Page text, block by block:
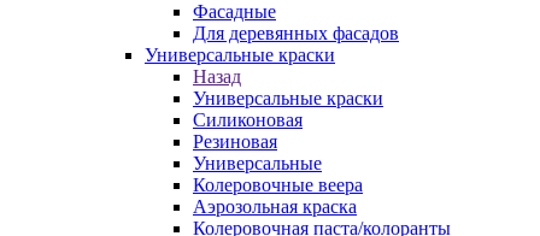
Фасадные
Для деревянных фасадов
Универсальные краски
Назад
Универсальные краски
Силиконовая
Резиновая
Универсальные
Колеровочные веера
Аэрозольная краска
Колеровочная паста/колоранты